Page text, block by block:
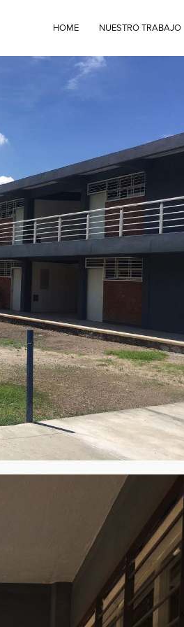
HOME NUESTRO TRABAJO